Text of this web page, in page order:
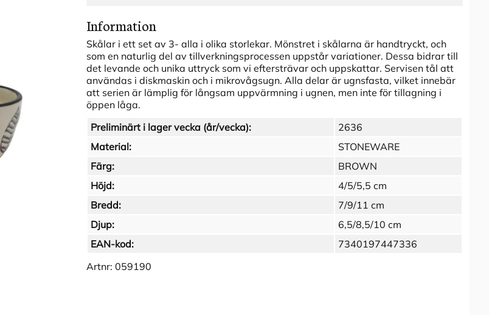
Information
Skålar i ett set av 3- alla i olika storlekar. Mönstret i skålarna är handtryckt, och
som en naturlig del av tillverkningsprocessen uppstår variationer. Dessa bidrar till
det levande och unika uttryck som vi eftersträvar och uppskattar. Servisen tål att
användas i diskmaskin och i mikrovågsugn. Alla delar är ugnsfasta, vilket innebär
att serien är lämplig för långsam uppvärmning i ugnen, men inte för tillagning i
öppen låga.
Preliminärt i lager vecka (år/vecka):
2636
Material:
STONEWARE
Färg:
BROWN
Höjd:
4/5/5,5 cm
Bredd:
7/9/11 cm
Djup:
6,5/8,5/10 cm
EAN-kod:
7340197447336
Artnr: 059190